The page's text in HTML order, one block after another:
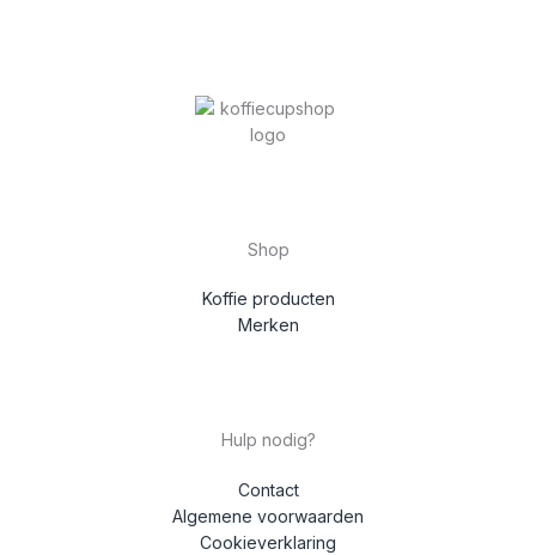
Shop
Koffie producten
Merken
Hulp nodig?
Contact
Algemene voorwaarden
Cookieverklaring